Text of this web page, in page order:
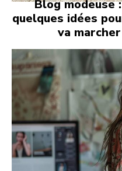
Blog modeuse
quelques idées
va